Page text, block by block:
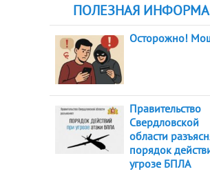
ПОЛЕЗНАЯ
Осторожно!
Правительство
Свердловской
области
порядок
угрозе БПЛА